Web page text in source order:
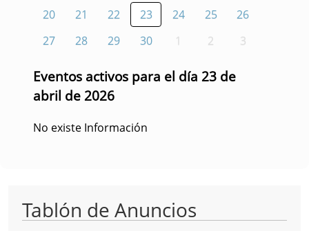
20
21 22 23 24 25
26
27
28 29 30 1 2 3
Eventos activos para el día 23 de
abril de 2026
No existe Información
Tablón de Anuncios